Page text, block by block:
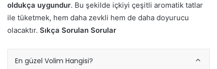
oldukça uygundur. Bu şekilde içkiyi çeşitli aromatik tatlar
ile tüketmek, hem daha zevkli hem de daha doyurucu
olacaktır. Sıkça Sorulan Sorular
En güzel Volim Hangisi?